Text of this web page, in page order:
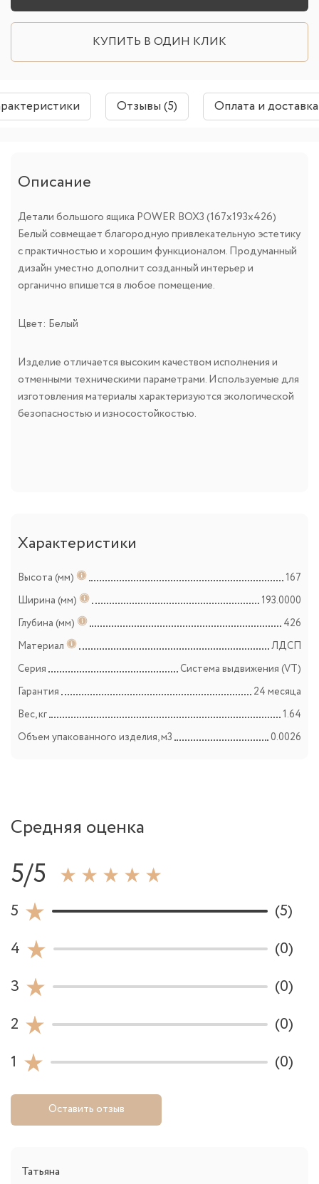
КУПИТЬ В ОДИН КЛИК
Отзывы (5) Оплата и доставка
Описание
Детали большого ящика POWER BOX3 (167х193х426)
Белый совмещает благородную привлекательную эстетику
с практичностью и хорошим функционалом. Продуманный
дизайн уместно дополнит созданный интерьер и
органично впишется в любое помещение.
Цвет: Белый
Изделие отличается высоким качеством исполнения и
отменными техническими параметрами. Используемые для
изготовления материалы характеризуются экологической
безопасностью и износостойкостью.
Характеристики
Высота (мм)
167
Ширина (мм)
193.0000
Глубина (мм)
426
Материал
ЛДСП
Серия
Система выдвижения (VT)
Гарантия
24 месяца
Вес, кг
1.64
Объем упакованного изделия, м3
0.0026
Средняя оценка
5/5
5
(5)
4
(0)
3
(0)
2
(0)
1
(0)
Оставить отзыв
Татьяна